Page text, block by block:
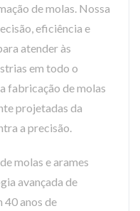
de molas. Nossa
eficiência e
atender às
em todo o
fabricação de molas
projetadas da
a precisão.
molas e arames
avançada de
40 anos de